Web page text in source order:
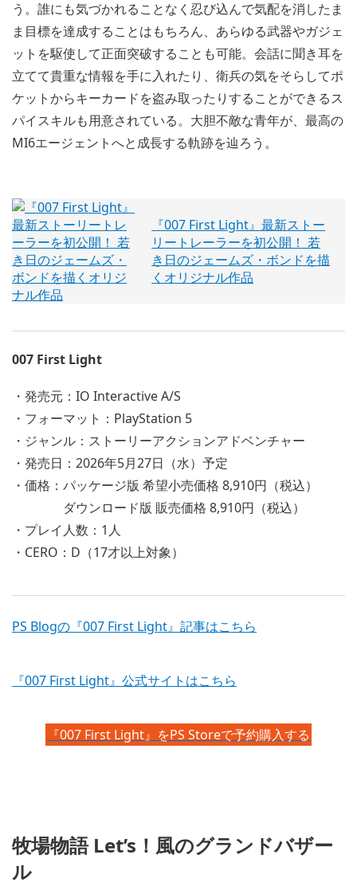
う。誰にも気づかれることなく忍び込んで気配を消したま
ま目標を達成することはもちろん、あらゆる武器やガジェ
ットを駆使して正面突破することも可能。会話に聞き耳を
立てて貴重な情報を手に入れたり、衛兵の気をそらしてポ
ケットからキーカードを盗み取ったりすることができるス
パイスキルも用意されている。大胆不敵な青年が、最高の
MI6エージェントへと成長する軌跡を辿ろう。
『007 First Light』最新ストー
リートレーラーを初公開！ 若
き日のジェームズ・ボンドを描
くオリジナル作品
007 First Light
・発売元：IO Interactive A/S
・フォーマット：PlayStation 5
・ジャンル：ストーリーアクションアドベンチャー
・発売日：2026年5月27日（水）予定
・価格：パッケージ版 希望小売価格 8,910円（税込）
ダウンロード版 販売価格 8,910円（税込）
・プレイ人数：1人
・CERO：D（17才以上対象）
PS Blogの『007 First Light』記事はこちら
『007 First Light』公式サイトはこちら
『007 First Light』をPS Storeで予約購入する
牧場物語 Let’s！風のグランドバザー
ル